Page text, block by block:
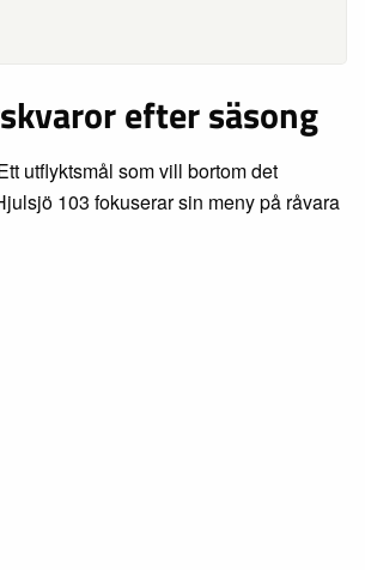
efter säsong
utflyktsmål som vill bortom det
103 fokuserar sin meny på råvara